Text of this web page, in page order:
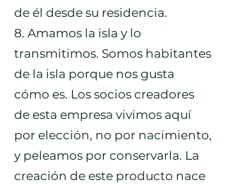
de él desde su residencia.
8. Amamos la isla y lo
transmitimos. Somos habitantes
de la isla porque nos gusta
cómo es. Los socios creadores
de esta empresa vivimos aquí
por elección, no por nacimiento,
y peleamos por conservarla. La
creación de este producto nace